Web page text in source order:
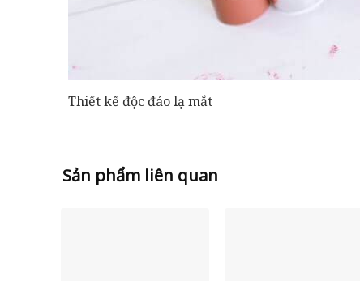
Thiết kế độc đáo lạ mắt
Sản phẩm liên quan